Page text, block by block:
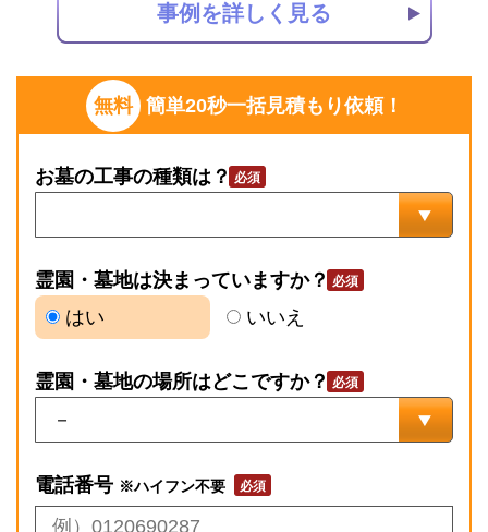
無料 簡単20秒一括見積もり依頼！
お墓の工事の種類は？
霊園・墓地は決まっていますか？
はい
いいえ
霊園・墓地の場所はどこですか？
電話番号 ※ハイフン不要
事例を詳しく見る